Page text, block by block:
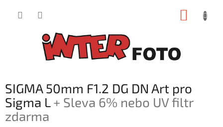
SIGMA 50mm F1.2 DG DN Art pro
Sigma L+ Sleva 6% nebo UV filtr
zdarma